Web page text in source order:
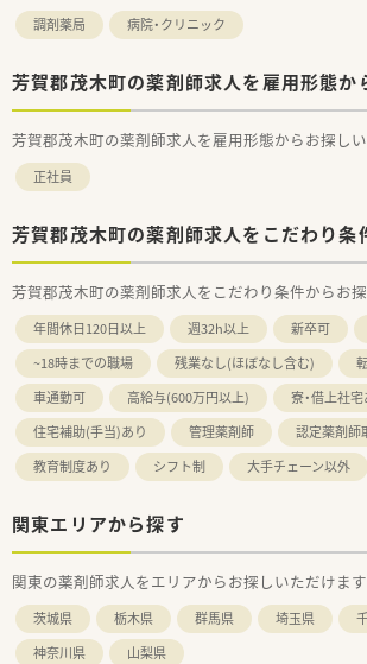
調剤薬局 病院・クリニック
芳賀郡茂木町の薬剤師求人を雇用形態か
芳賀郡茂木町の薬剤師求人を雇用形態からお探しい
正社員
芳賀郡茂木町の薬剤師求人をこだわり条
芳賀郡茂木町の薬剤師求人をこだわり条件からお探
年間休日120日以上 週32h以上 新卒可
~18時までの職場
残業なし(ほぼなし含む)
車通勤可
高給与(600万円以上)
寮・借上社宅
住宅補助(手当)あり
管理薬剤師
認定薬剤師
教育制度あり
シフト制 大手チェーン以外
関東エリアから探す
関東の薬剤師求人をエリアからお探しいただけます
茨城県 栃木県 群馬県 埼玉県
神奈川県
山梨県